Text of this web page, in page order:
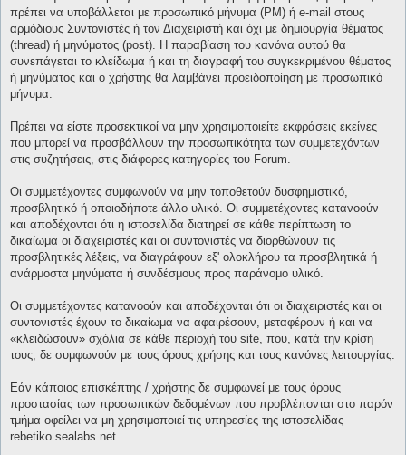
πρέπει να υποβάλλεται με προσωπικό μήνυμα (PM) ή e-mail στους
αρμόδιους Συντονιστές ή τον Διαχειριστή και όχι με δημιουργία θέματος
(thread) ή μηνύματος (post). Η παραβίαση του κανόνα αυτού θα
συνεπάγεται το κλείδωμα ή και τη διαγραφή του συγκεκριμένου θέματος
ή μηνύματος και ο χρήστης θα λαμβάνει προειδοποίηση με προσωπικό
μήνυμα.
Πρέπει να είστε προσεκτικοί να μην χρησιμοποιείτε εκφράσεις εκείνες
που μπορεί να προσβάλλουν την προσωπικότητα των συμμετεχόντων
στις συζητήσεις, στις διάφορες κατηγορίες του Forum.
Οι συμμετέχοντες συμφωνούν να μην τοποθετούν δυσφημιστικό,
προσβλητικό ή οποιοδήποτε άλλο υλικό. Οι συμμετέχοντες κατανοούν
και αποδέχονται ότι η ιστοσελίδα διατηρεί σε κάθε περίπτωση το
δικαίωμα οι διαχειριστές και οι συντονιστές να διορθώνουν τις
προσβλητικές λέξεις, να διαγράφουν εξ' ολοκλήρου τα προσβλητικά ή
ανάρμοστα μηνύματα ή συνδέσμους προς παράνομο υλικό.
Οι συμμετέχοντες κατανοούν και αποδέχονται ότι οι διαχειριστές και οι
συντονιστές έχουν το δικαίωμα να αφαιρέσουν, μεταφέρουν ή και να
«κλειδώσουν» σχόλια σε κάθε περιοχή του site, που, κατά την κρίση
τους, δε συμφωνούν με τους όρους χρήσης και τους κανόνες λειτουργίας.
Εάν κάποιος επισκέπτης / χρήστης δε συμφωνεί με τους όρους
προστασίας των προσωπικών δεδομένων που προβλέπονται στο παρόν
τμήμα οφείλει να μη χρησιμοποιεί τις υπηρεσίες της ιστοσελίδας
rebetiko.sealabs.net.